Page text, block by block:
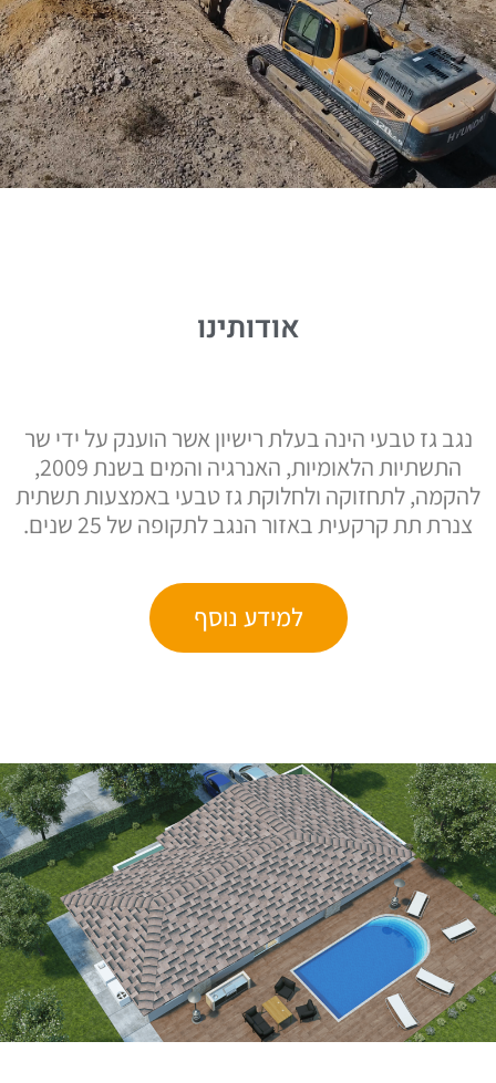
אודותינו
נגב גז טבעי הינה בעלת רישיון אשר הוענק על ידי שר
התשתיות הלאומיות, האנרגיה והמים בשנת 2009,
להקמה, לתחזוקה ולחלוקת גז טבעי באמצעות תשתית
צנרת תת קרקעית באזור הנגב לתקופה של 25 שנים.
למידע נוסף